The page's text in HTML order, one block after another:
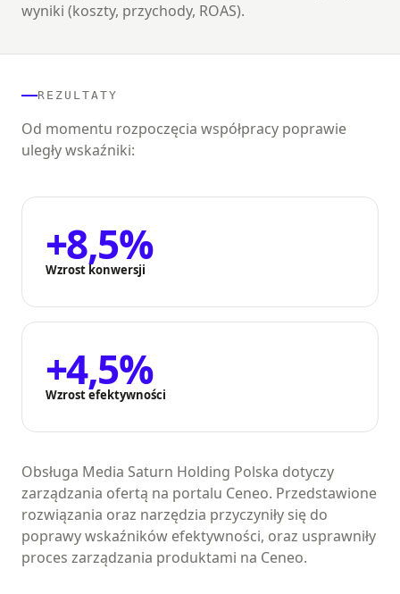
wyniki (koszty, przychody, ROAS).
REZULTATY
Od momentu rozpoczęcia współpracy poprawie
uległy wskaźniki:
+8,5%
Wzrost konwersji
+4,5%
Wzrost efektywności
Obsługa Media Saturn Holding Polska dotyczy
zarządzania ofertą na portalu Ceneo. Przedstawione
rozwiązania oraz narzędzia przyczyniły się do
poprawy wskaźników efektywności, oraz usprawniły
proces zarządzania produktami na Ceneo.